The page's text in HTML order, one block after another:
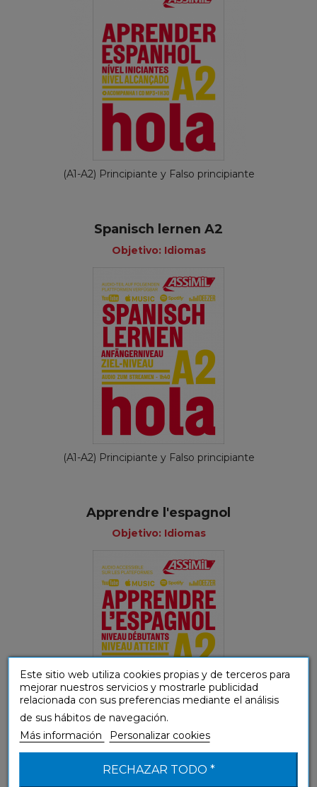
(A1-A2) Principiante y Falso principiante
Spanisch lernen A2
Objetivo: Idiomas
(A1-A2) Principiante y Falso principiante
Apprendre l'espagnol
Objetivo: Idiomas
(A1-A2) Principiante y Falso principiante
Este sitio web utiliza cookies propias y de terceros para
mejorar nuestros servicios y mostrarle publicidad
relacionada con sus preferencias mediante el análisis
de sus hábitos de navegación.
Más información
Personalizar cookies
RECHAZAR TODO *